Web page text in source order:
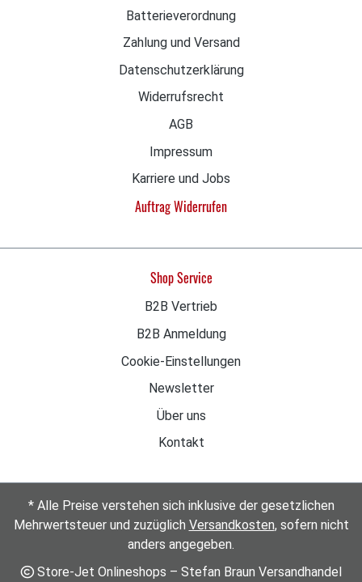
Tranchiergabel 15 cm Hersteller-Artikelnummer:
Stelle): ca. 1,8 cm Gabeleigenschaften: Robuste,
rostfreie Tranchiergabel mit zwei spitzen, stabilen
Griffmaterial: Kunststoff (rutschfest, ergonomisch
Extrem langlebig, hygienisch, ideal für präzises
Jetzt Victorinox Gabel kaufen!
Batterieverordnung
Zahlung und Versand
Datenschutzerklärung
Widerrufsrecht
AGB
Impressum
Karriere und Jobs
Auftrag Widerrufen
Shop Service
B2B Vertrieb
B2B Anmeldung
Cookie-Einstellungen
Newsletter
Über uns
Kontakt
* Alle Preise verstehen sich inklusive der gesetzlichen
Mehrwertsteuer und zuzüglich Versandkosten, sofern nicht
anders angegeben.
Store-Jet Onlineshops – Stefan Braun Versandhandel